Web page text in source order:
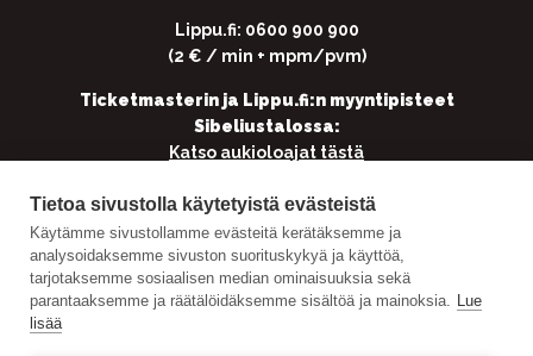
Tietoa sivustolla käytetyistä evästeistä
Käytämme sivustollamme evästeitä kerätäksemme ja
analysoidaksemme sivuston suorituskykyä ja käyttöä,
tarjotaksemme sosiaalisen median ominaisuuksia sekä
parantaaksemme ja räätälöidäksemme sisältöä ja mainoksia. Lue
lisää
Lippu.fi: 0600 900 900
(2 € / min + mpm/pvm)
Ticketmasterin ja Lippu.fi:n myyntipisteet
Sibeliustalossa:
Katso aukioloajat tästä
Yhteistyössä